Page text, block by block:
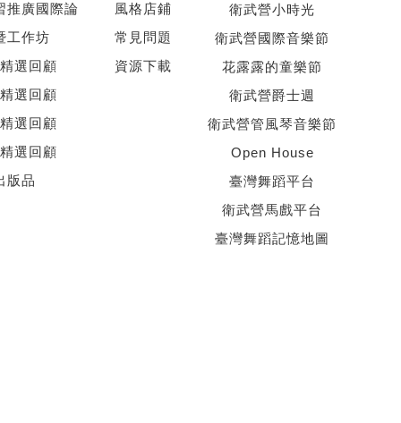
推廣國際論
工作坊
選回顧
選回顧
選回顧
選回顧
版品
風格店鋪
常見問題
資源下載
衛武營小時光
衛武營國際音樂節
花露露的童樂節
衛武營爵士週
衛武營管風琴音樂節
Open House
臺灣舞蹈平台
衛武營馬戲平台
臺灣舞蹈記憶地圖